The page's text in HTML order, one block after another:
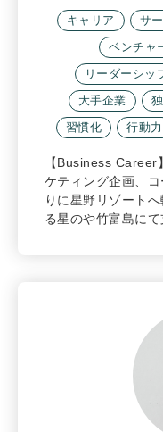
キャリア サ
ベンチャ
リーダーシッ
大手企業
習慣化
行動力
【Business
ケティング企画、
りに星野リゾート
る星のや竹富島に